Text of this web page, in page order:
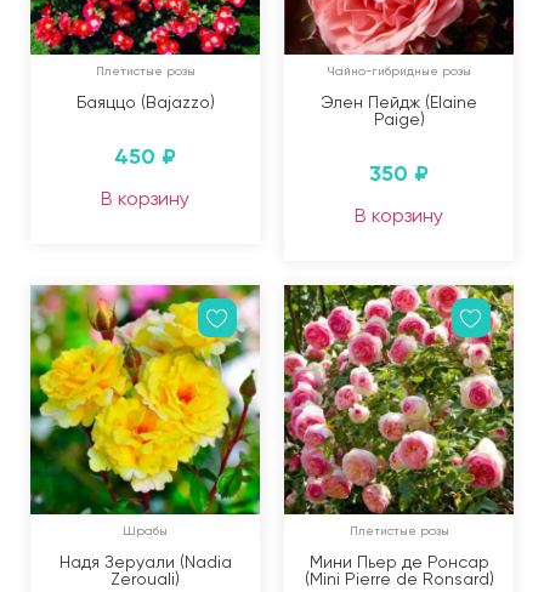
Плетистые розы
Баяццо (Bajazzo)
450 ₽
В корзину
Чайно-гибридные розы
Элен Пейдж (Elaine
Paige)
350 ₽
В корзину
Шрабы
Надя Зеруали (Nadia
Zerouali)
Плетистые розы
Мини Пьер де Ронсар
(Mini Pierre de Ronsard)